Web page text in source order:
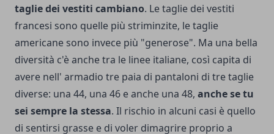
taglie dei vestiti cambiano. Le taglie dei vestiti
francesi sono quelle più strimin­zite, le taglie
americane sono invece più "generose". Ma una bella
diversità c'è anche tra le linee italiane, così capita di
avere nell' armadio tre paia di pantaloni di tre taglie
diverse: una 44, una 46 e anche una 48, an­che se tu
sei sempre la stessa. Il rischio in alcuni casi è quello
di sentirsi grasse e di voler dimagrire proprio a